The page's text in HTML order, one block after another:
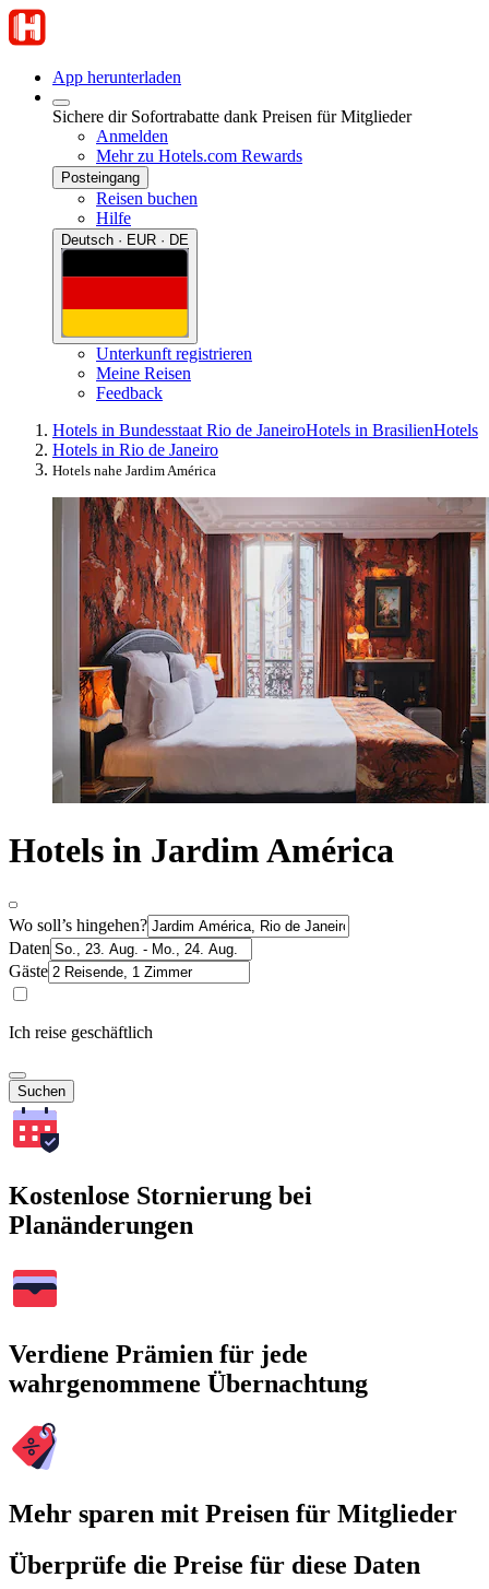
App herunterladen
Sichere dir Sofortrabatte dank Preisen für Mitglieder
Anmelden
Mehr zu Hotels.com Rewards
Posteingang
Reisen buchen
Hilfe
Deutsch · EUR · DE
Unterkunft registrieren
Meine Reisen
Feedback
Hotels in Bundesstaat Rio de JaneiroHotels in BrasilienHotels
Hotels in Rio de Janeiro
Hotels nahe Jardim América
Hotels in Jardim América
Wo soll’s hingehen?
Daten
Gäste
Ich reise geschäftlich
Suchen
Kostenlose Stornierung bei
Planänderungen
Verdiene Prämien für jede
wahrgenommene Übernachtung
Mehr sparen mit Preisen für Mitglieder
Überprüfe die Preise für diese Daten